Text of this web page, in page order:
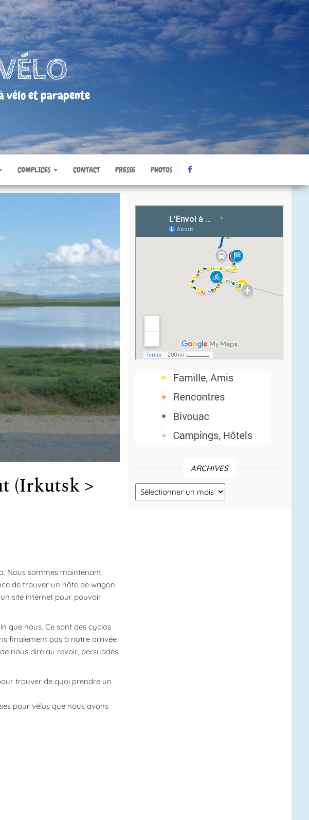
vélo et parapente
COMPLICES CONTACT PRESSE PHOTOS
(Irkutsk >
Nous sommes maintenant
de trouver un hôte de wagon
site internet pour pouvoir
que nous. Ce sont des cyclos
finalement pas à notre arrivée
nous dire au revoir, persuadés
trouver de quoi prendre un
pour vélos que nous avons
ARCHIVES
Archives